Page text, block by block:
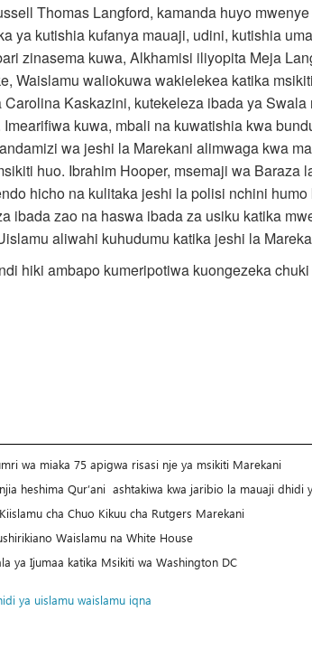
Thomas Langford, kamanda huyo
ya kutishia kufanya mauaji, udini, kutishia
zinasema kuwa, Alkhamisi iliyopita Meja
Waislamu waliokuwa wakielekea katika
Kaskazini, kutekeleza ibada ya
kuwa, mbali na kuwatishia kwa
wa jeshi la Marekani alimwaga kwa
huo. Ibrahim Hooper, msemaji wa Baraza
hicho na kulitaka jeshi la polisi nchini
ibada zao na haswa ibada za usiku katika
aliwahi kuhudumu katika jeshi la
hiki ambapo kumeripotiwa kuongezeka
wa miaka 75 apigwa risasi nje ya msikiti Marekani
heshima Qur’ani ashtakiwa kwa jaribio la mauaji dhidi
cha Chuo Kikuu cha Rutgers Marekani
Waislamu na White House
ya Ijumaa katika Msikiti wa Washington DC
ya uislamu waislamu iqna